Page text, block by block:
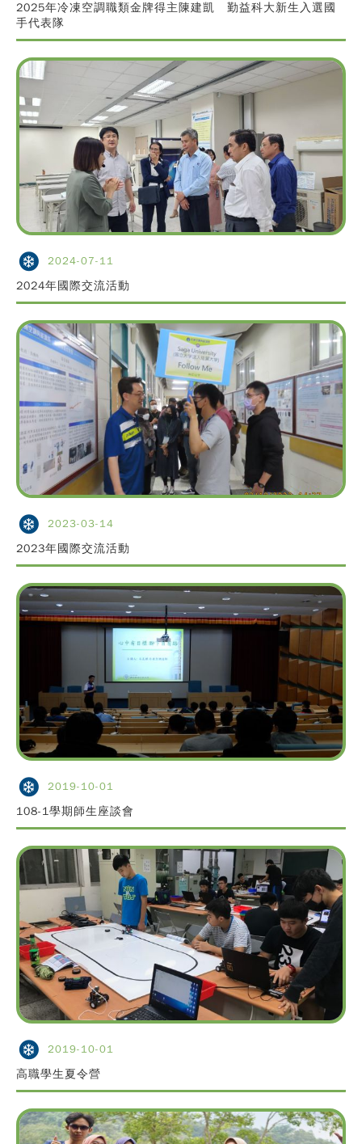
2025年冷凍空調職類金牌得主陳建凱 勤益科大新生入選國
手代表隊
2024-07-11
2024年國際交流活動
2023-03-14
2023年國際交流活動
2019-10-01
108-1學期師生座談會
2019-10-01
高職學生夏令營